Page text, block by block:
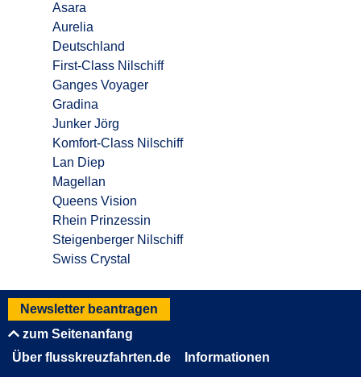
Asara
Aurelia
Deutschland
First-Class Nilschiff
Ganges Voyager
Gradina
Junker Jörg
Komfort-Class Nilschiff
Lan Diep
Magellan
Queens Vision
Rhein Prinzessin
Steigenberger Nilschiff
Swiss Crystal
Newsletter beantragen
zum Seitenanfang
Über flusskreuzfahrten.de
Informationen